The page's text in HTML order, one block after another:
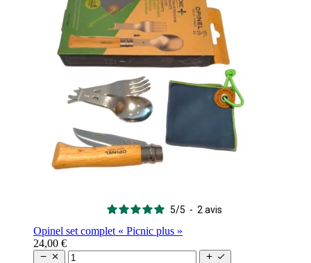
5/5 - 2avis
Opinel set complet « Picnic plus »
24,00 €
   